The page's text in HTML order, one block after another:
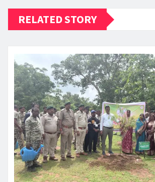
RELATED STORY